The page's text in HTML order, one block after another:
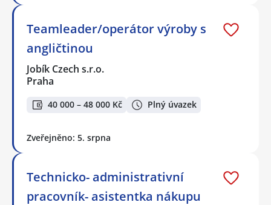
Teamleader/operátor výroby s
angličtinou
Jobík Czech s.r.o.
Praha
40 000 – 48 000 Kč Plný úvazek
Zveřejněno: 5. srpna
Technicko- administrativní
pracovník- asistentka nákupu